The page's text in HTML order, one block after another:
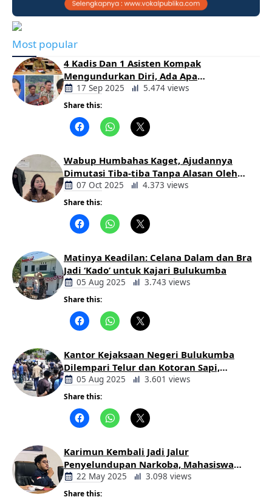
Most popular
4 Kadis Dan 1 Asisten Kompak
Mengundurkan Diri, Ada Apa
Pemerintahan Oloan
17 Sep 2025 5.474 views
Share this:
Wabup Humbahas Kaget, Ajudannya
Dimutasi Tiba-tiba Tanpa Alasan Oleh
Bupati
07 Oct 2025 4.373 views
Share this:
Matinya Keadilan: Celana Dalam dan Bra
Jadi ‘Kado’ untuk Kajari Bulukumba
05 Aug 2025 3.743 views
Share this:
Kantor Kejaksaan Negeri Bulukumba
Dilempari Telur dan Kotoran Sapi,
Keluarga Korban Lakalantas Tuntut
Keadilan
05 Aug 2025 3.601 views
Share this:
Karimun Kembali Jadi Jalur
Penyelundupan Narkoba, Mahasiswa
Desak Pemkab dan Aparat Bertindak
Tegas
22 May 2025 3.098 views
Share this: